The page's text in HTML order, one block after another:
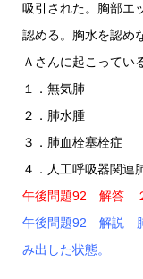
吸引された。胸部エ
認める。胸水を認め
Ａさんに起こってい
１．無気肺
２．肺水腫
３．肺血栓塞栓症
４．人工呼吸器関連
午後問題92 解答
午後問題92 解説 肺
み出した状態。